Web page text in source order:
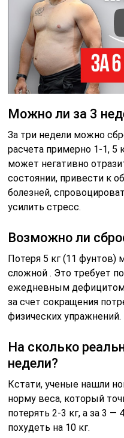
Можно ли за 3
За три недели можно
расчета примерно 1-1, 5
может негативно
состоянии, привести к
болезней,
усилить стресс.
Возможно ли
Потеря 5 кг (11
сложной . Это требует
ежедневным дефицитом
за счет сокращения
физических упражнений.
На сколько
недели?
Кстати, ученые нашли
норму веса, который
потерять 2-3 кг, а за 3
похудеть на 10 кг.